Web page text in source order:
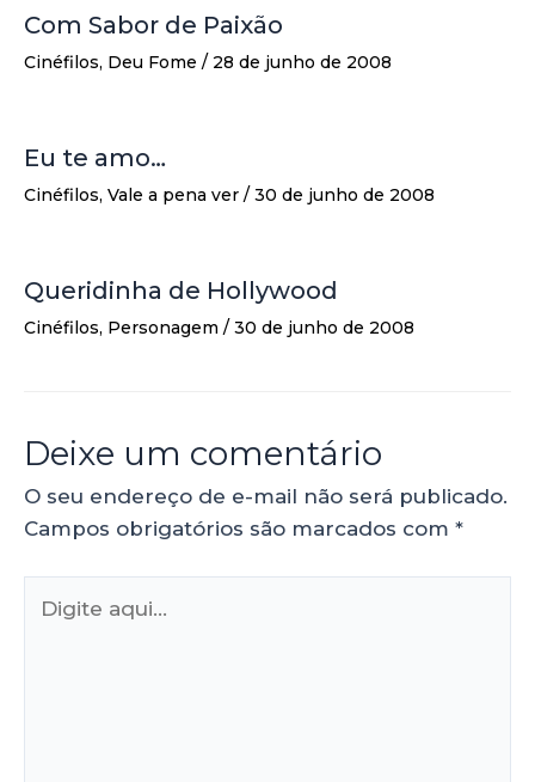
Com Sabor de Paixão
Cinéfilos, Deu Fome / 28 de junho de 2008
Eu te amo…
Cinéfilos, Vale a pena ver / 30 de junho de 2008
Queridinha de Hollywood
Cinéfilos, Personagem / 30 de junho de 2008
Deixe um comentário
O seu endereço de e-mail não será publicado.
Campos obrigatórios são marcados com *